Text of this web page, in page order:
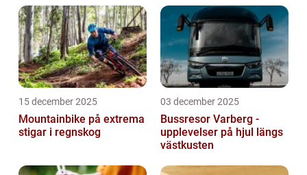
utmanande spel för både lokalbe...
15 december 2025
Mountainbike på extrema
stigar i regnskog
03 december 2025
Bussresor Varberg -
upplevelser på hjul längs
västkusten